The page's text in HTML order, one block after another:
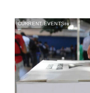
CURRENT EVENTS